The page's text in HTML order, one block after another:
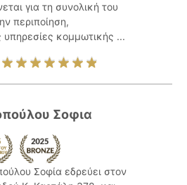
για τη συνολική του
περιποίηση,
κομμωτικής ...
Σοφια
Σοφία εδρεύει στον